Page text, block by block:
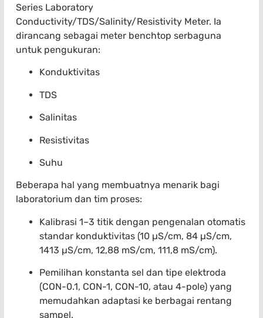
Series Laboratory
Conductivity/TDS/Salinity/Resistivity Meter. Ia
dirancang sebagai meter benchtop serbaguna
untuk pengukuran:
Konduktivitas
TDS
Salinitas
Resistivitas
Suhu
Beberapa hal yang membuatnya menarik bagi
laboratorium dan tim proses:
Kalibrasi 1–3 titik dengan pengenalan otomatis
standar konduktivitas (10 µS/cm, 84 µS/cm,
1413 µS/cm, 12,88 mS/cm, 111,8 mS/cm).
Pemilihan konstanta sel dan tipe elektroda
(CON-0.1, CON-1, CON-10, atau 4-pole) yang
memudahkan adaptasi ke berbagai rentang
sampel.